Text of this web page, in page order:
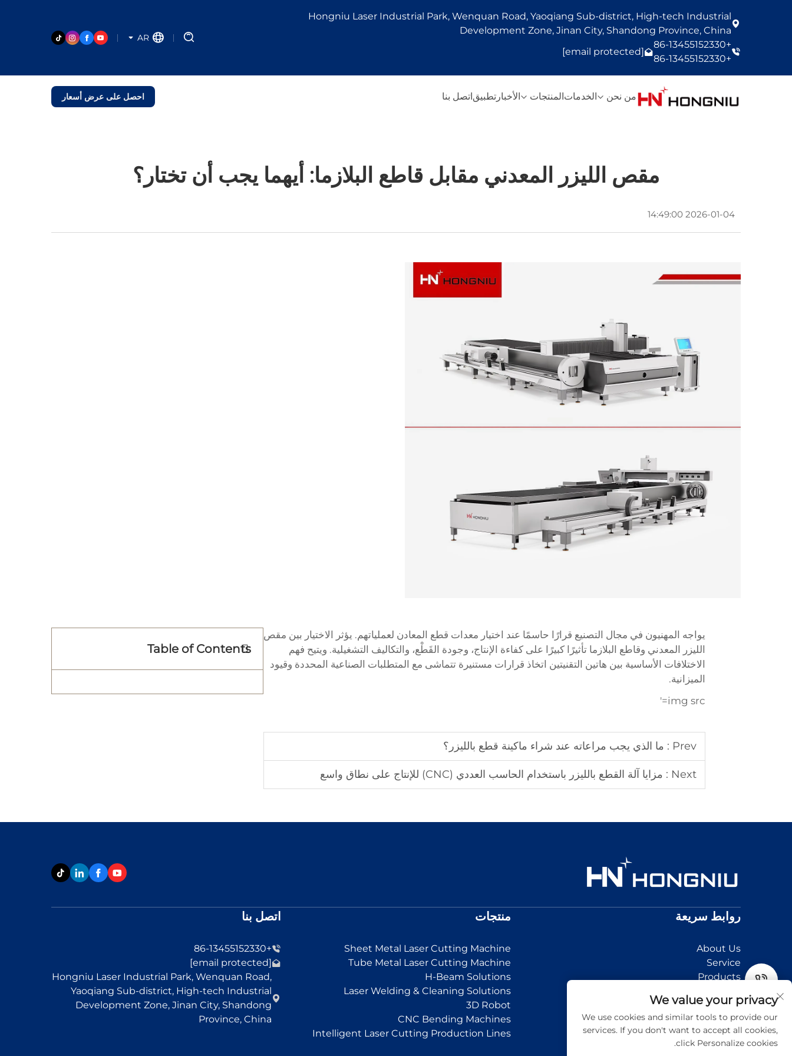
Hongniu Laser Industrial Park, Wenquan Road, Yaoqiang Sub-district, High-tech Industrial
Development Zone, Jinan City, Shandong Province, China
+86-13455152330
+86-13455152330
[email protected]
AR
من نحن الخدماتالمنتجات الأخبار تطبيقاتصل بنا احصل على عرض أسعار
مقص الليزر المعدني مقابل قاطع البلازما: أيهما يجب أن تختار؟
2026-01-04 14:49:00
يواجه المهنيون في مجال التصنيع قرارًا حاسمًا عند اختيار معدات قطع المعادن لعملياتهم. يؤثر الاختيار بين مقص
الليزر المعدني وقاطع البلازما تأثيرًا كبيرًا على كفاءة الإنتاج، وجودة القَطْع، والتكاليف التشغيلية. ويتيح فهم
الاختلافات الأساسية بين هاتين التقنيتين اتخاذ قرارات مستنيرة تتماشى مع المتطلبات الصناعية المحددة وقيود
الميزانية.
img src='
Prev : ما الذي يجب مراعاته عند شراء ماكينة قطع بالليزر؟
Next : مزايا آلة القطع بالليزر باستخدام الحاسب العددي (CNC) للإنتاج على نطاق واسع
Table of Contents
روابط سريعة
About Us
Service
Products
Application
Contact Us
منتجات
Sheet Metal Laser Cutting Machine
Tube Metal Laser Cutting Machine
H-Beam Solutions
Laser Welding & Cleaning Solutions
3D Robot
CNC Bending Machines
Intelligent Laser Cutting Production Lines
اتصل بنا
+86-13455152330
[email protected]
Hongniu Laser Industrial Park, Wenquan Road,
Yaoqiang Sub-district, High-tech Industrial
Development Zone, Jinan City, Shandong
Province, China
Email
We value your privacy
We use cookies and similar tools to provide our
services. If you don't want to accept all cookies,
click Personalize cookies.